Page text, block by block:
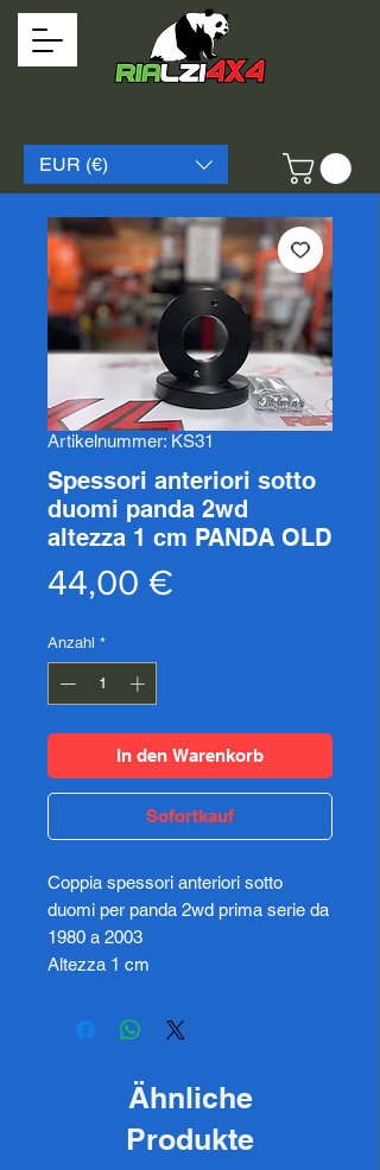
EUR (€)
Artikelnummer: KS31
Spessori anteriori sotto
duomi panda 2wd
altezza 1 cm PANDA OLD
44,00 €
Anzahl *
In den Warenkorb
Sofortkauf
Coppia spessori anteriori sotto
duomi per panda 2wd prima serie da
1980 a 2003
Altezza 1 cm
Ähnliche
Produkte